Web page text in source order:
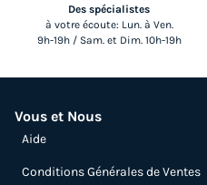
Des spécialistes
à votre écoute: Lun. à Ven.
9h-19h / Sam. et Dim. 10h-19h
Vous et Nous
Aide
Conditions Générales de Ventes